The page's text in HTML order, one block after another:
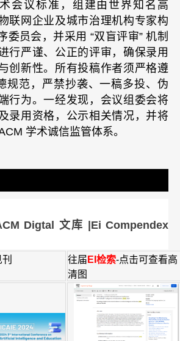
会议标准，组建由世界知名高
联网企业及城市治理机构专家构
委员会，并采用 “双盲评审” 机制
行严谨、公正的评审，确保录用
创新性。所有投稿作者须严格遵
规范，严禁抄袭、一稿多投、伪
行为。一经发现，会议组委会将
录用资格，公示相关情况，并将
学术诚信监管体系。
Digtal 文库 |Ei Compendex
往届 EI检索-点击可查看高
清图